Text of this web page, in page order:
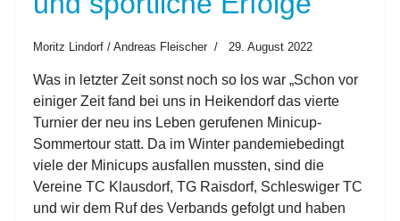
Moritz Lindorf / Andreas Fleischer 29. August 2022
Was in letzter Zeit sonst noch so los war „Schon vor
einiger Zeit fand bei uns in Heikendorf das vierte
Turnier der neu ins Leben gerufenen Minicup-
Sommertour statt. Da im Winter pandemiebedingt
viele der Minicups ausfallen mussten, sind die
Vereine TC Klausdorf, TG Raisdorf, Schleswiger TC
und wir dem Ruf des Verbands gefolgt und haben